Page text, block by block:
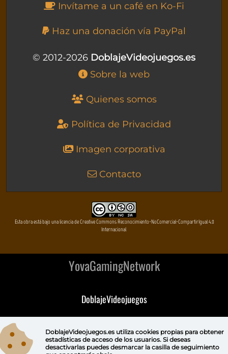
Invítame a un café en Ko-Fi
Haz una donación vía PayPal
© 2012-2026 DoblajeVideojuegos.es
Sobre la web
Quienes somos
Política de Privacidad
Imagen corporativa
Contacto
Esta obra está bajo una licencia de Creative Commons Reconocimiento-NoComercial-CompartirIgual 4.0
Internacional
YovaGamingNetwork
DoblajeVideojuegos
DeVuego GAL
DoblajeVideojuegos.es utiliza cookies propiaspara obtener
estadísticas de acceso de los usuarios. Si deseas
desactivarlas puedes desmarcar la casilla de seguimiento